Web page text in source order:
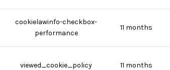
cookielawinfo-checkbox-
performance
11 months
viewed_cookie_policy 11 months